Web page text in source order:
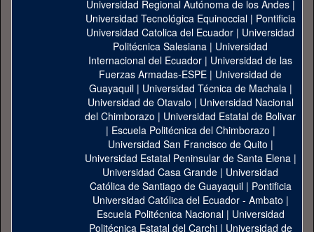
Universidad Regional Autónoma de los Andes|
Universidad Tecnológica Equinoccial| Pontificia
Universidad Catolica del Ecuador | Universidad
Politécnica Salesiana | Universidad
Internacional del Ecuador | Universidad de las
Fuerzas Armadas-ESPE | Universidad de
Guayaquil| Universidad Técnica de Machala|
Universidad de Otavalo | Universidad Nacional
del Chimborazo | Universidad Estatal de Bolivar
| Escuela Politécnica del Chimborazo |
Universidad San Francisco de Quito |
Universidad Estatal Peninsular de Santa Elena|
Universidad Casa Grande | Universidad
Católica de Santiago de Guayaquil| Pontificia
Universidad Católica del Ecuador - Ambato |
Escuela Politécnica Nacional| Universidad
Politécnica Estatal del Carchi| Universidad de